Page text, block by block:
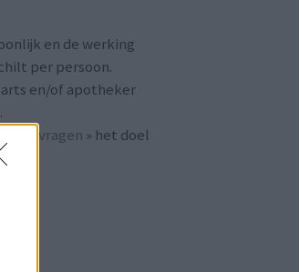
en de werking
per persoon.
en/of apotheker
vragen » het doel